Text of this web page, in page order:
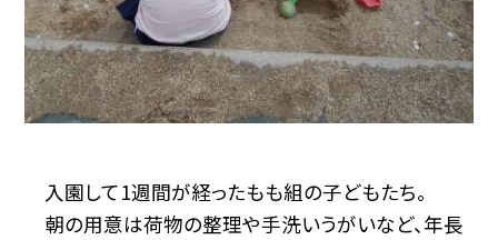
入園して1週間が経ったもも組の子どもたち。
朝の用意は荷物の整理や手洗いうがいなど、年長